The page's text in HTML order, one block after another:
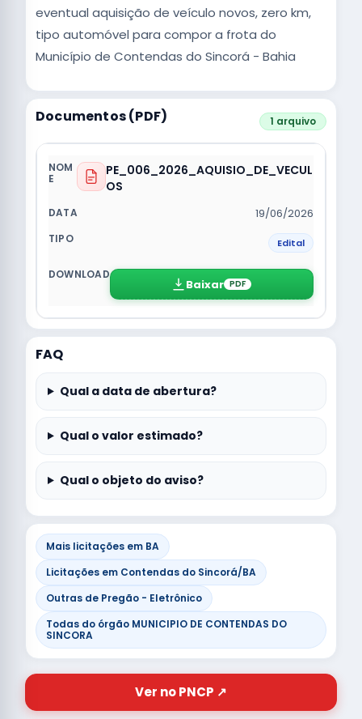
eventual aquisição de veículo novos, zero km,
tipo automóvel para compor a frota do
Município de Contendas do Sincorá - Bahia
Documentos (PDF) 1 arquivo
PE_006_2026_AQUISIO_DE_VECUL
OS
19/06/2026
Edital
Baixar PDF
FAQ
Qual a data de abertura?
Qual o valor estimado?
Qual o objeto do aviso?
Mais licitações em BA
Licitações em Contendas do Sincorá/BA
Outras de Pregão - Eletrônico
Todas do órgão MUNICIPIO DE CONTENDAS DO
SINCORA
Ver no PNCP ↗